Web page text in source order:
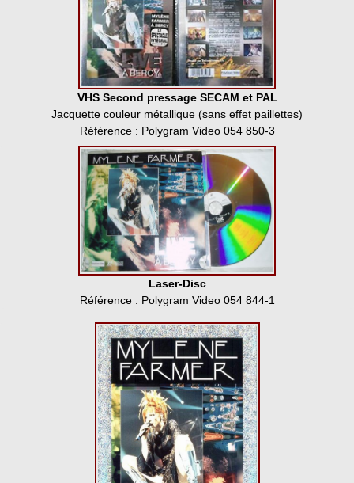
VHS Second pressage SECAM et PAL
Jacquette couleur métallique (sans effet paillettes)
Référence : Polygram Video 054 850-3
Laser-Disc
Référence : Polygram Video 054 844-1